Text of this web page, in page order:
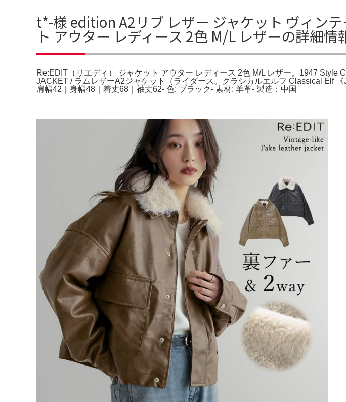
t*-様 edition A2リブ レザー ジャケット ヴィン
ト アウター レディース 2色 M/L レザーの詳細情
Re:EDIT（リエディ） ジャケット アウター レディース 2色 M/L レザー。1947
JACKET / ラムレザーA2ジャケット（ライダース。クラシカルエルフ Classical Elf
肩幅42｜身幅48｜着丈68｜袖丈62- 色: ブラック- 素材: 羊革- 製造：中国